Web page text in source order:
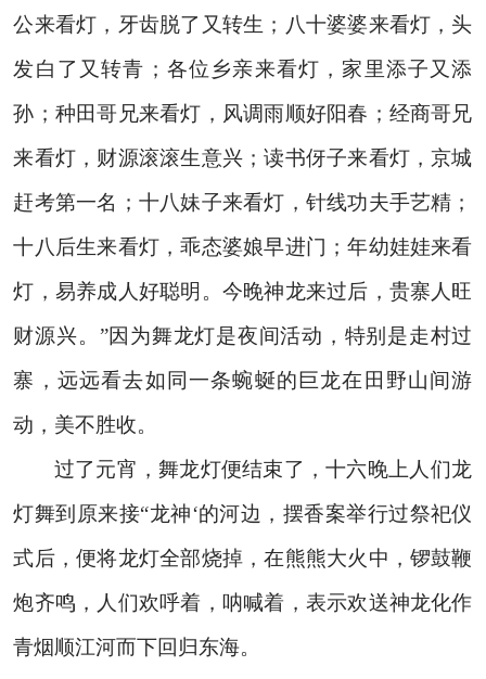
公来看灯，牙齿脱了又转生；八十婆婆来看灯，头
发白了又转青；各位乡亲来看灯，家里添子又添
孙；种田哥兄来看灯，风调雨顺好阳春；经商哥兄
来看灯，财源滚滚生意兴；读书伢子来看灯，京城
赶考第一名；十八妹子来看灯，针线功夫手艺精；
十八后生来看灯，乖态婆娘早进门；年幼娃娃来看
灯，易养成人好聪明。今晚神龙来过后，贵寨人旺
财源兴。”因为舞龙灯是夜间活动，特别是走村过
寨，远远看去如同一条蜿蜒的巨龙在田野山间游
动，美不胜收。
过了元宵，舞龙灯便结束了，十六晚上人们龙
灯舞到原来接“龙神‘的河边，摆香案举行过祭祀仪
式后，便将龙灯全部烧掉，在熊熊大火中，锣鼓鞭
炮齐鸣，人们欢呼着，呐喊着，表示欢送神龙化作
青烟顺江河而下回归东海。